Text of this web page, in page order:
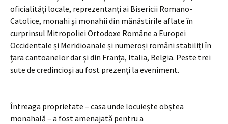
oficialități locale, reprezentanți ai Bisericii Romano-
Catolice, monahi și monahii din mănăstirile aflate în
curprinsul Mitropoliei Ortodoxe Române a Europei
Occidentale și Meridioanale și numeroși români stabiliți în
țara cantoanelor dar și din Franța, Italia, Belgia. Peste trei
sute de credincioși au fost prezenți la eveniment.
Întreaga proprietate – casa unde locuiește obștea
monahală – a fost amenajată pentru a